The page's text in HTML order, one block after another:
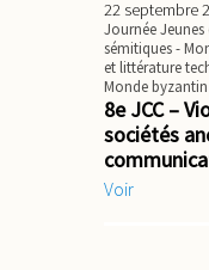
22 septembre
Journée Jeunes
sémitiques -
et littérature
Monde byzantin
8e JCC –
sociétés
Voir